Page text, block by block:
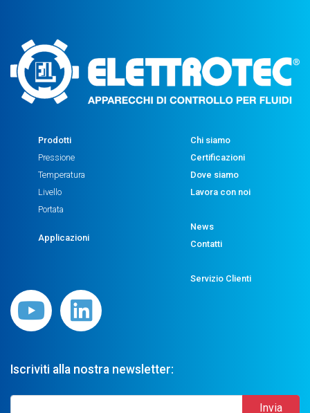
Prodotti
Pressione
Temperatura
Livello
Portata
Applicazioni
Chi siamo
Certificazioni
Dove siamo
Lavora con noi
News
Contatti
Servizio Clienti
Iscriviti alla nostra newsletter: